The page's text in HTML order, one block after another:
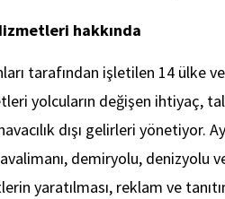
hakkında
tarafından işletilen 14 ülke
yolcuların değişen ihtiyaç,
dışı gelirleri yönetiyor.
demiryolu, denizyolu
yaratılması, reklam ve